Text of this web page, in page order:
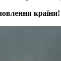
країни!